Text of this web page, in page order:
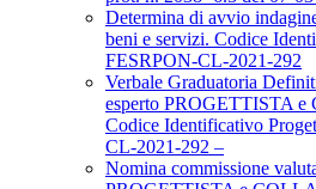
Determina di avvio
beni e servizi. Codice
FESRPON-CL-2021-292
Verbale Graduatoria
esperto PROGETTISTA
Codice Identificativo
CL-2021-292 –
Nomina commissione